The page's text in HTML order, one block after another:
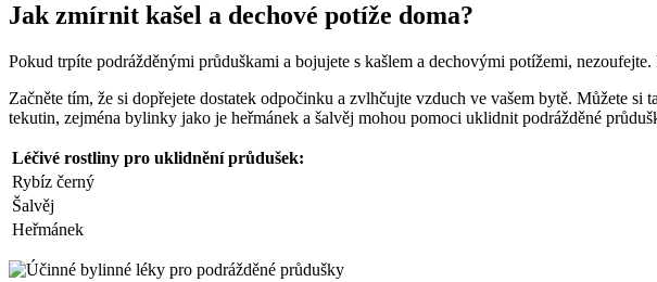
Jak zmírnit kašel a dechové potíže doma?
Pokud trpíte podrážděnými průduškami a bojujete s kašlem a dechovými potížemi,
Začněte tím, že si dopřejete dostatek odpočinku a zvlhčujte vzduch ve vašem bytě. Můžete
tekutin, zejména bylinky jako je heřmánek a šalvěj mohou pomoci uklidnit podrážděné
Léčivé rostliny pro uklidnění průdušek:
Rybíz černý
Šalvěj
Heřmánek